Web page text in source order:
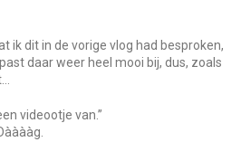
ik dit in de vorige vlog had besproken,
daar weer heel mooi bij, dus, zoals
videootje van.”